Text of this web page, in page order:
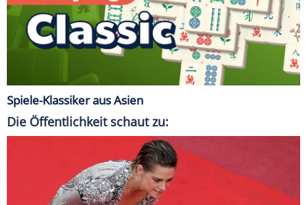
Spiele-Klassiker aus Asien
Die Öffentlichkeit schaut zu: